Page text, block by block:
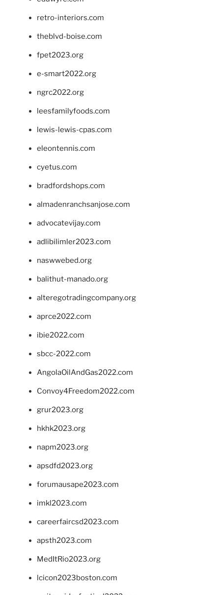
retro-interiors.com
theblvd-boise.com
fpet2023.org
e-smart2022.org
ngrc2022.org
leesfamilyfoods.com
lewis-lewis-cpas.com
eleontennis.com
cyetus.com
bradfordshops.com
almadenranchsanjose.com
advocatevijay.com
adlibilimler2023.com
naswwebed.org
balithut-manado.org
alteregotradingcompany.org
aprce2022.com
ibie2022.com
sbcc-2022.com
AngolaOilAndGas2022.com
Convoy4Freedom2022.com
grur2023.org
hkhk2023.org
napm2023.org
apsdfd2023.org
forumausape2023.com
imkl2023.com
careerfaircsd2023.com
apsth2023.com
MedItRio2023.org
lcicon2023boston.com